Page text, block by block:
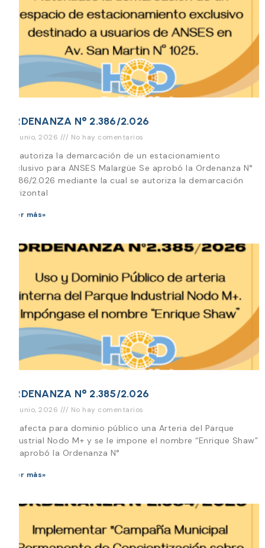
ORDENANZA N° 2.386/2.026
26 junio, 2026 No hay comentarios
Se autoriza la demarcación de un estacionamiento
exclusivo para ANSES Malargüe Se aprobó la Ordenanza N°
2.386/2.026 mediante la cual se autoriza la demarcación
horizontal
Leer más»
ORDENANZA N° 2.385/2.026
26 junio, 2026 No hay comentarios
Se afecta para dominio público una Arteria del Parque
Industrial Nodo M+ y se le impone el nombre “Enrique Shaw”
Se aprobó la Ordenanza N°
Leer más»